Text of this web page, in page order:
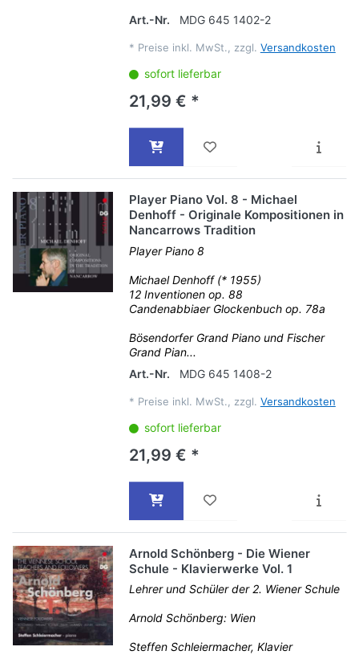
Art.-Nr. MDG 645 1402-2
* Preise inkl. MwSt., zzgl. Versandkosten
sofort lieferbar
21,99 € *
Player Piano Vol. 8 - Michael
Denhoff - Originale Kompositionen in
Nancarrows Tradition
Player Piano 8
Michael Denhoff (* 1955)
12 Inventionen op. 88
Candenabbiaer Glockenbuch op. 78a
Bösendorfer Grand Piano und Fischer
Grand Pian...
Art.-Nr.
MDG 645 1408-2
* Preise inkl. MwSt., zzgl. Versandkosten
sofort lieferbar
21,99 € *
Arnold Schönberg - Die Wiener
Schule - Klavierwerke Vol. 1
Lehrer und Schüler der 2. Wiener Schule
Arnold Schönberg: Wien
Steffen Schleiermacher, Klavier